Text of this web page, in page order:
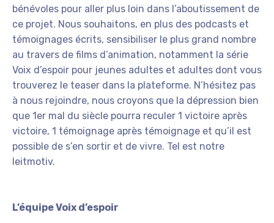
bénévoles pour aller plus loin dans l’aboutissement de
ce projet. Nous souhaitons, en plus des podcasts et
témoignages écrits, sensibiliser le plus grand nombre
au travers de films d’animation, notamment la série
Voix d’espoir pour jeunes adultes et adultes dont vous
trouverez le teaser dans la plateforme. N’hésitez pas
à nous rejoindre, nous croyons que la dépression bien
que 1er mal du siècle pourra reculer 1 victoire après
victoire, 1 témoignage après témoignage et qu’il est
possible de s’en sortir et de vivre. Tel est notre
leitmotiv.
L’équipe Voix d’espoir